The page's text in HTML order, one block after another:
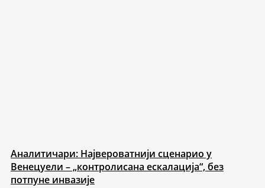
Аналитичари: Највероватнији сценарио у
Венецуели – „контролисана ескалација“, без
потпуне инвазије